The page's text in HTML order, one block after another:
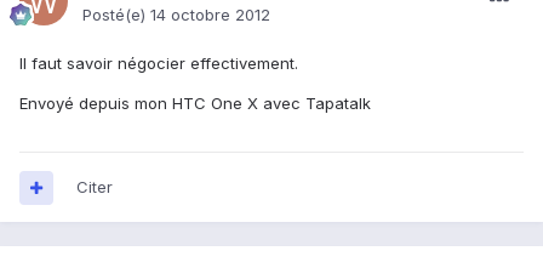
Posté(e) 14 octobre 2012
Il faut savoir négocier effectivement.
Envoyé depuis mon HTC One X avec Tapatalk
Citer